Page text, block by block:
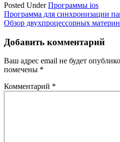
Posted UnderПрограммы ios
Навигация
по
записям
Программа для синхронизации
Обзор двухпроцессорных
Добавить комментарий
Ваш адрес email не будет
помечены *
Комментарий *